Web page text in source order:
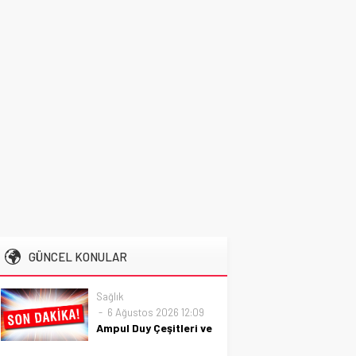
GÜNCEL KONULAR
Sağlık
6 Ağustos 2026 12:09
Ampul Duy Çeşitleri ve